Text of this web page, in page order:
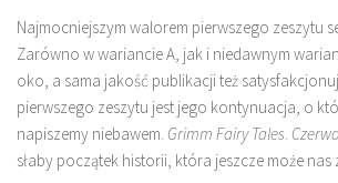
Najmocniejszym walorem pierwszego zeszytu
Zarówno w wariancie A, jak i niedawnym
oko, a sama jakość publikacji też
pierwszego zeszytu jest jego kontynuacja, o
napiszemy niebawem. Grimm Fairy Tales.
słaby początek historii, która jeszcze może nas